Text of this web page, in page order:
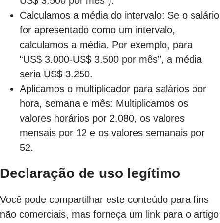
Calculamos a média do intervalo: Se o salário
for apresentado como um intervalo,
calculamos a média. Por exemplo, para
“US$ 3.000-US$ 3.500 por mês”, a média
seria US$ 3.250.
Aplicamos o multiplicador para salários por
hora, semana e mês: Multiplicamos os
valores horários por 2.080, os valores
mensais por 12 e os valores semanais por
52.
Declaração de uso legítimo
Você pode compartilhar este conteúdo para fins
não comerciais, mas forneça um link para o artigo